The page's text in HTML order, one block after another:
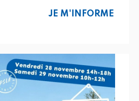
JE M'INFORME